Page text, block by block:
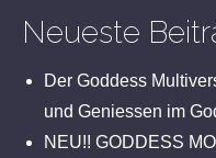
Neueste
Der Goddess
und Geniessen im
NEU!! GODDESS